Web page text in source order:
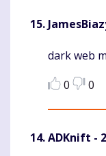
Komentaras
dark web
0
0
ADKnift -